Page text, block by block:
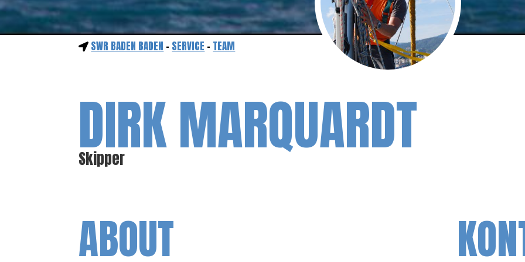
SWR BADEN BADEN - SERVICE - TEAM
DIRK MARQUARDT
Skipper
ABOUT